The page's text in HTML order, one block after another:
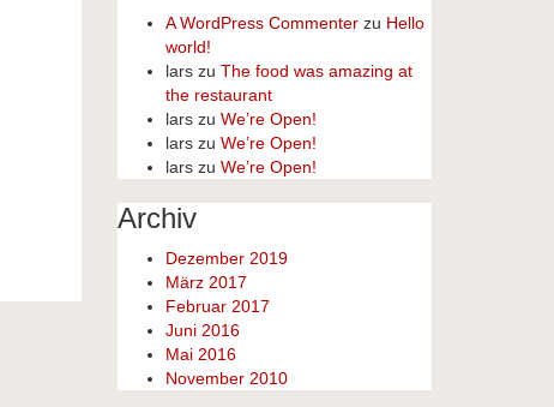
A WordPress Commenterzu Hello
world!
larszu The food was amazing at
the restaurant
larszu We’re Open!
larszu We’re Open!
larszu We’re Open!
Archiv
Dezember 2019
März 2017
Februar 2017
Juni 2016
Mai 2016
November 2010